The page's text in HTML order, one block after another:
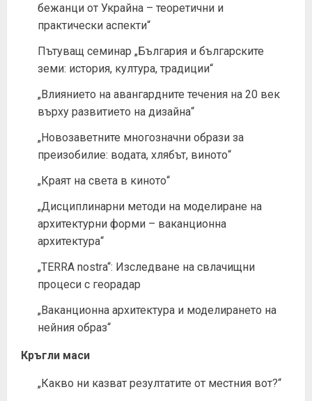
бежанци от Украйна – теоретични и
практически аспекти“
Пътуващ семинар „България и българските
земи: история, култура, традиции“
„Влиянието на авангардните течения на 20 век
върху развитието на дизайна“
„Новозаветните многозначни образи за
преизобилие: водата, хлябът, виното“
„Краят на света в киното“
„Дисциплинарни методи на моделиране на
архитектурни форми – ваканционна
архитектура“
„TERRA nostra“: Изследване на свлачищни
процеси с георадар
„Ваканционна архитектура и моделирането на
нейния образ“
Кръгли маси
„Какво ни казват резултатите от местния вот?“